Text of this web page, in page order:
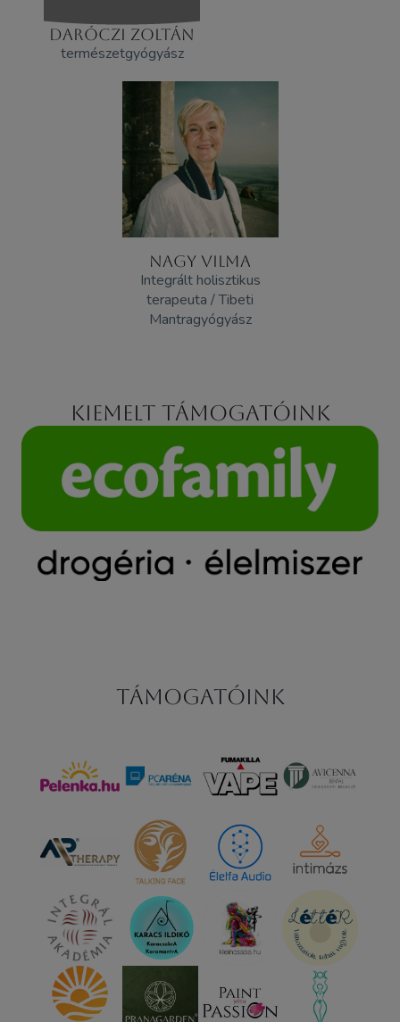
DARÓCZI ZOLTÁN
természetgyógyász
NAGY VILMA
Integrált holisztikus
terapeuta / Tibeti
Mantragyógyász
Kiemelt támogatóink
Támogatóink